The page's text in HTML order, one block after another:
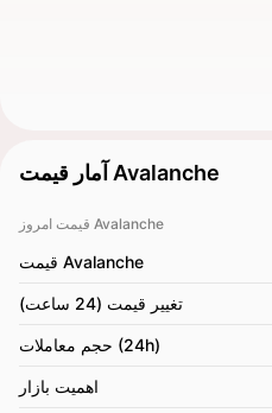
آمار قیمت Avalanche
قیمت امروز Avalanche
قیمت Avalanche
تغییر قیمت (24 ساعت)
حجم معاملات (24h)
اهمیت بازار